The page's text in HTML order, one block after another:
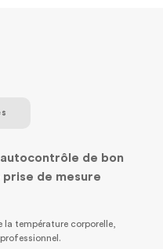
de bon
de mesure
la température corporelle,